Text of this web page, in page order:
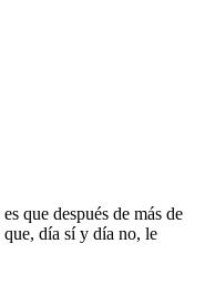
que después de más de
que, día sí y día no, le